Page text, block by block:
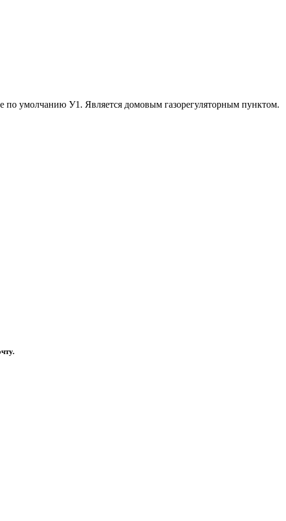
по умолчанию У1. Является домовым газорегуляторным пунктом.